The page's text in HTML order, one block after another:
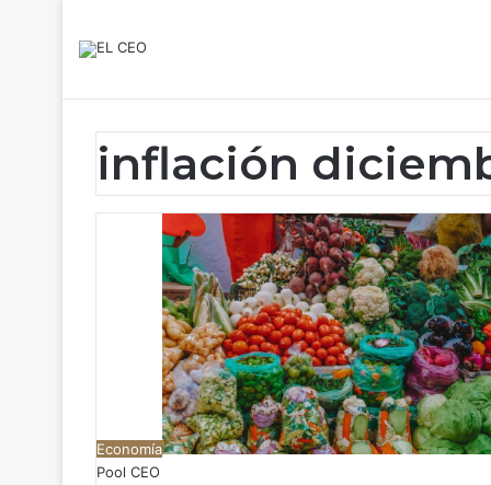
inflación
Economía
Pool CEO